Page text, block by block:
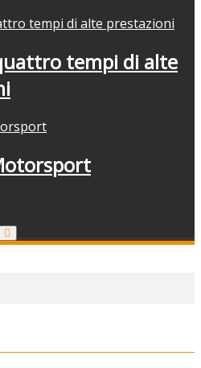
tempi di alte